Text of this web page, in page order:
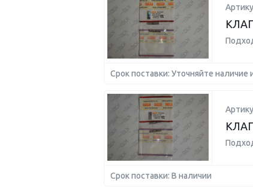
Срок поставки: Уточняйте наличие
Срок поставки: В наличии